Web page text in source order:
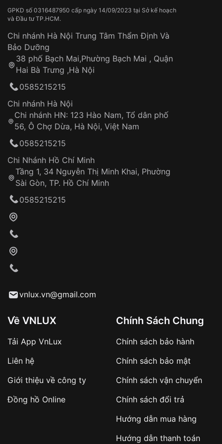
Cấu tạo vượt trội khác biệt
cho những ai mong muốn sở hữu một chiếc đồng hồ
bền bỉ, chính xác, đa tính năng và góp phần bảo vệ
môi trường.
Cấu tạo:
Mặt đồng hồ: Được làm từ vật liệu trong suốt,
cho phép ánh sáng mặt trời chiếu vào pin mặt
trời.
Pin mặt trời: Chuyển hóa ánh sáng mặt trời thành
năng lượng điện.
Bộ máy quartz: Sử dụng năng lượng điện từ pin
mặt trời để hoạt động.
Pin dự trữ: Lưu trữ năng lượng điện dư thừa để
Lợi ích không thể bỏ qua của đồng hồ năng lượng mặt
GPKD số 0316487950 cấp ngày 14/09/2023 tại Sở kế hoạch
và Đầu tư TP.HCM.
Chi nhánh Hà Nội Trung Tâm Thẩm Định Và
Bảo Dưỡng
38 phố Bạch Mai,Phường Bạch Mai , Quận
Hai Bà Trưng ,Hà Nội
0585215215
Chi nhánh Hà Nội
Chi nhánh HN: 123 Hào Nam, Tổ dân phố
56, Ô Chợ Dừa, Hà Nội, Việt Nam
0585215215
Chi Nhánh Hồ Chí Minh
Tầng 1, 34 Nguyễn Thị Minh Khai, Phường
Sài Gòn, TP. Hồ Chí Minh
0585215215
vnlux.vn@gmail.com
Về VNLUX
Tải App VnLux
Liên hệ
Giới thiệu về công ty
Đồng hồ Online
Chính Sách Chung
Chính sách bảo hành
Chính sách bảo mật
Chính sách vận chuyển
Chính sách đổi trả
Hướng dẫn mua hàng
Hướng dẫn thanh toán